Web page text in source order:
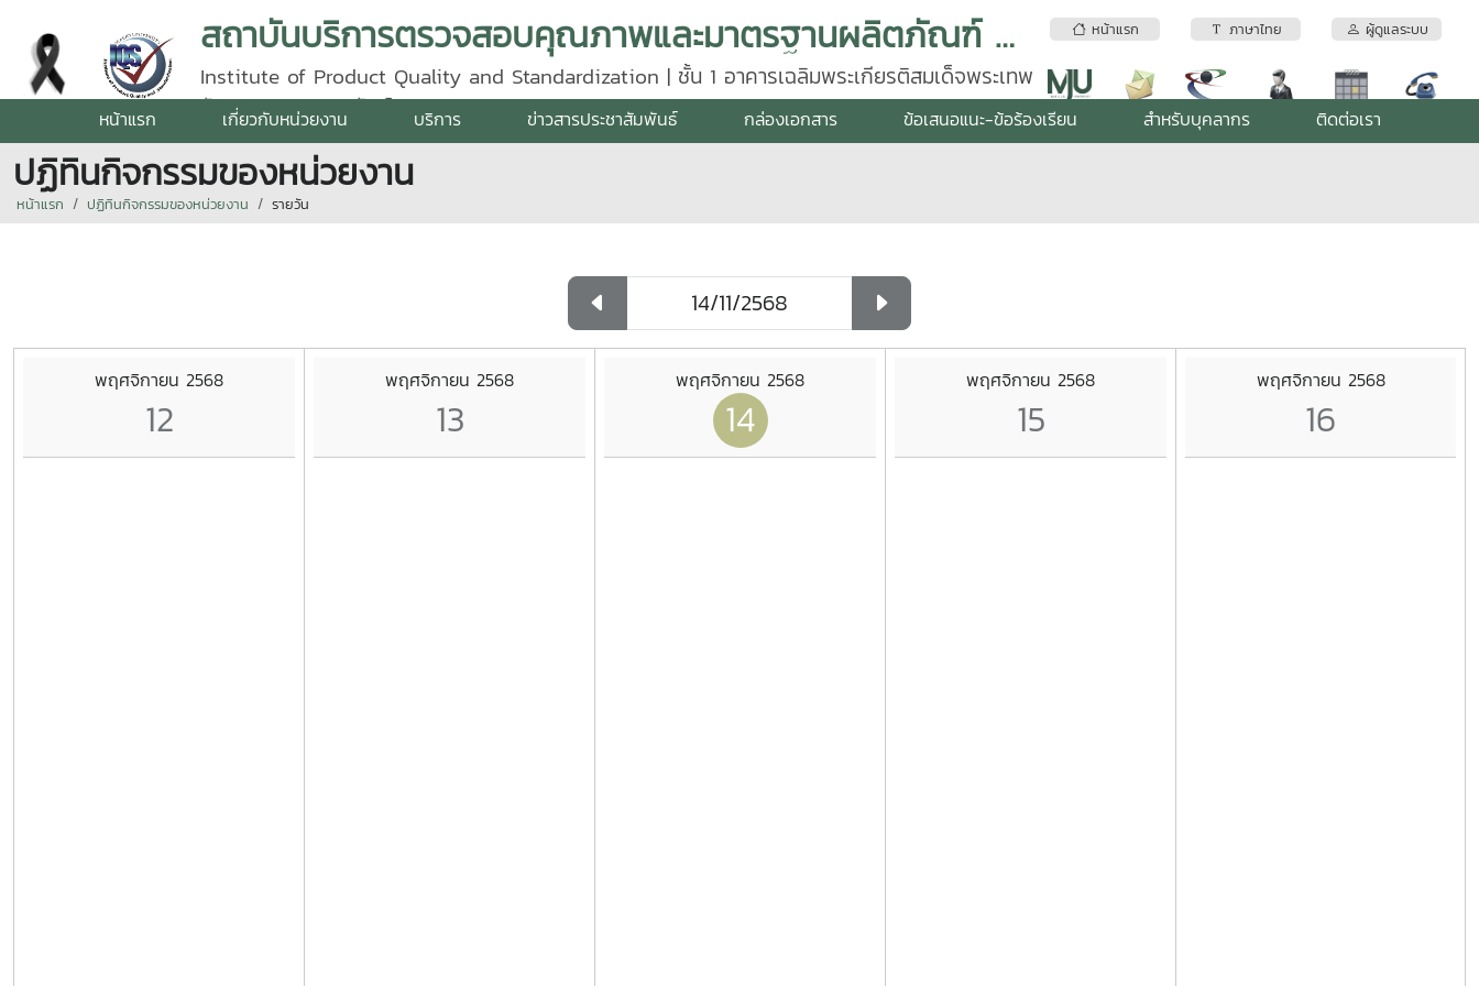
หน้าแรก ภาษาไทย ผู้ดูแลระบบ
สถาบันบริการตรวจสอบคุณภาพและมาตรฐานผลิตภัณฑ์ มหาวิทยาลัยแม่โจ้
Institute of Product Quality and Standardization | ชั้น 1 อาคารเฉลิมพระเกียรติสมเด็จพระเทพ
รัตนราชสุดา | โทรศัพท์ 0 5387 5640
หน้าแรก เกี่ยวกับหน่วยงาน บริการ ข่าวสารประชาสัมพันธ์ กล่องเอกสาร ข้อเสนอแนะ-ข้อร้องเรียน สำหรับบุคลากร ติดต่อเรา
ปฏิทินกิจกรรมของหน่วยงาน
หน้าแรก ปฏิทินกิจกรรมของหน่วยงาน รายวัน
พฤศจิกายน 2568
12
พฤศจิกายน 2568
13
พฤศจิกายน 2568
14
พฤศจิกายน 2568
15
พฤศจิกายน 2568
16